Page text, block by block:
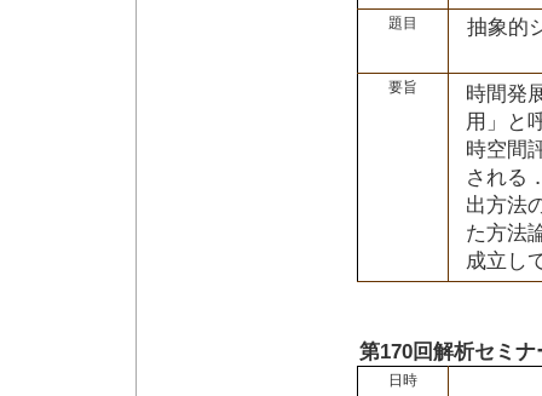
題目 抽象的
要旨
時間発
用」と
時空間
される
出方法
た方法
成立し
第170回解析セミナ
日時